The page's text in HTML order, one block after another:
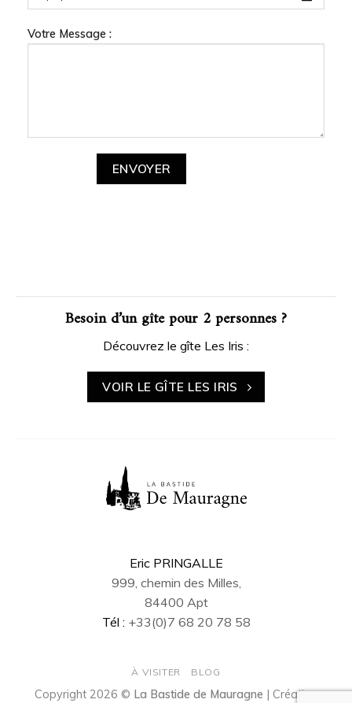
Votre Message :
Besoin d’un gîte pour 2 personnes ?
Découvrez le gîte Les Iris :
VOIR LE GÎTE LES IRIS
Eric PRINGALLE
999, chemin des Milles,
84400 Apt
Tél : +33(0)7 68 20 78 58
À VISITER BLOG
Copyright 2026 © La Bastide de Mauragne | Création